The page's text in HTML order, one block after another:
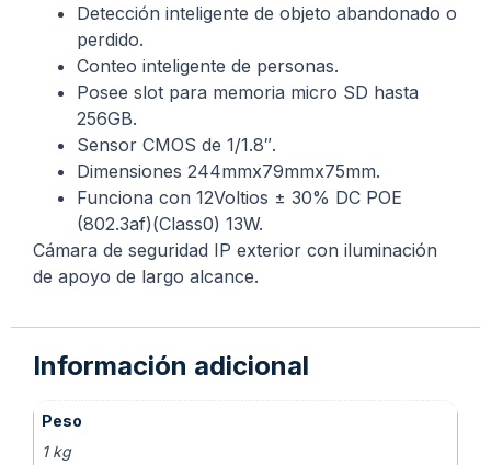
Detección inteligente de objeto abandonado o
perdido.
Conteo inteligente de personas.
Posee slot para memoria micro SD hasta
256GB.
Sensor CMOS de 1/1.8″.
Dimensiones 244mmx79mmx75mm.
Funciona con 12Voltios ± 30% DC POE
(802.3af)(Class0) 13W.
Cámara de seguridad IP exterior con iluminación
de apoyo de largo alcance.
Información adicional
Peso
1 kg